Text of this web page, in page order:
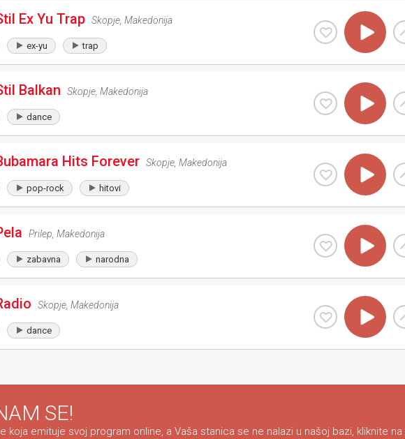
Ex Yu Trap Skopje Makedonija
ex-yu trap
Balkan Skopje Makedonija
dance
Hits Forever Skopje Makedonija
pop-rock hitovi
Prilep Makedonija
zabavna narodna
Skopje Makedonija
dance
SE!
koja emituje svoj program online, a Vaša stanica se ne nalazi u našoj bazi, kliknite